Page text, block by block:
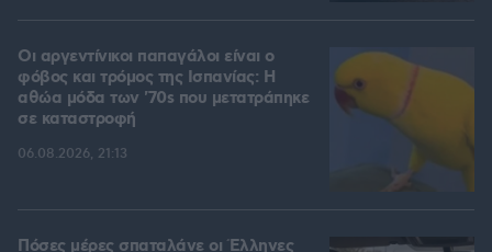
Οι αργεντίνικοι παπαγάλοι είναι ο
φόβος και τρόμος της Ισπανίας: Η
αθώα μόδα των '70s που μετατράπηκε
σε καταστροφή
06.08.2026, 21:13
Πόσες μέρες σπαταλάνε οι Έλληνες